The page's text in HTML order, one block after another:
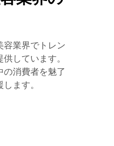
容業界でトレン
しています。
消費者を魅了
ます。